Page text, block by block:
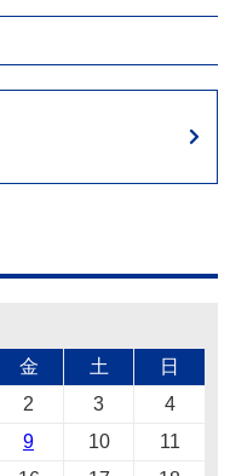
金 土 日
2 3
4
9 10
11